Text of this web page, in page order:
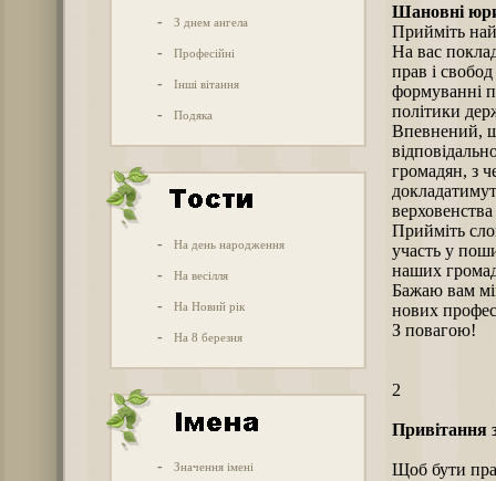
- З днем ангела
- Професійні
- Інші вітання
- Подяка
- На день народження
- На весілля
- На Новий рік
- На 8 березня
- Значення імені
Шановні
Прийміть
На вас
прав і
формуванні
політики
Впевнений,
громадян, з
Прийміть
участь у
наших
Бажаю вам
нових
З повагою!
2
Привітання
Щоб бути